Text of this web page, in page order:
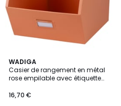
WADIGA
Casier de rangement en métal
rose empilable avec étiquette
16,70 €